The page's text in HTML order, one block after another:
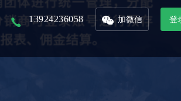
13924236058 加微信 登